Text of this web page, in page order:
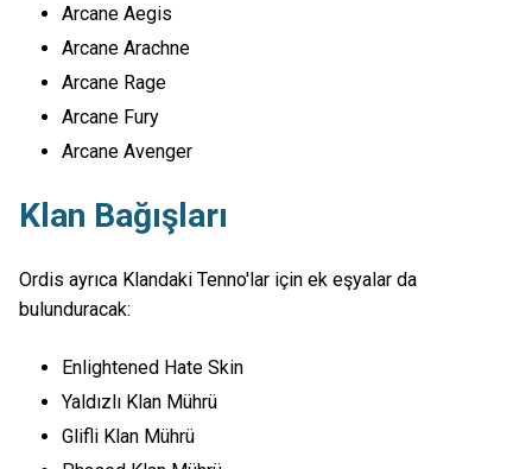
Arcane Aegis
Arcane Arachne
Arcane Rage
Arcane Fury
Arcane Avenger
Klan Bağışları
Ordis ayrıca Klandaki Tenno'lar için ek eşyalar da
bulunduracak:
Enlightened Hate Skin
Yaldızlı Klan Mührü
Glifli Klan Mührü